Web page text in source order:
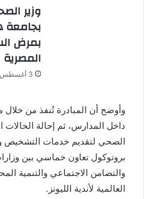
وزير
بجامعة
بمرض
المصرية
3 أغسطس، 2026
وأوضح أن المبادرة تُنفذ من خلال
داخل المدارس، ثم إحالة الحالات
الصحي لتقديم خدمات التشخيص
بروتوكول تعاون خماسي بين
والتضامن الاجتماعي والتنمية
العالمية لأندية الليونز.